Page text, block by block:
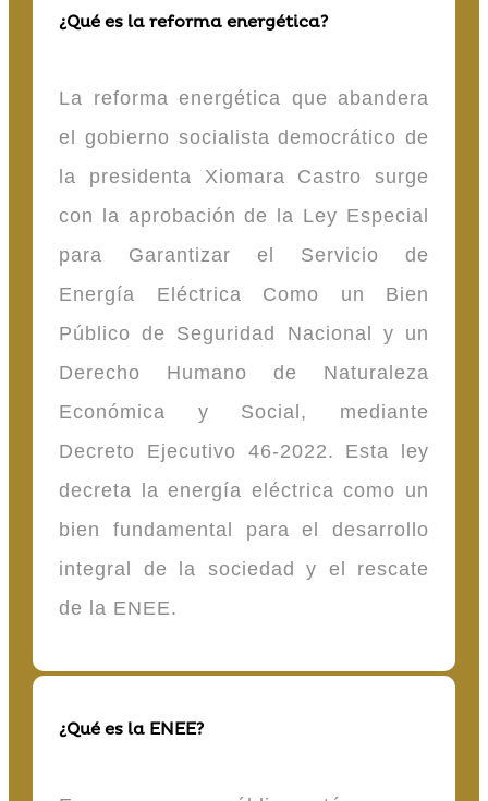
¿Qué es la reforma energética?
La reforma energética que abandera
el gobierno socialista democrático de
la presidenta Xiomara Castro surge
con la aprobación de la Ley Especial
para Garantizar el Servicio de
Energía Eléctrica Como un Bien
Público de Seguridad Nacional y un
Derecho Humano de Naturaleza
Económica y Social, mediante
Decreto Ejecutivo 46-2022. Esta ley
decreta la energía eléctrica como un
bien fundamental para el desarrollo
integral de la sociedad y el rescate
de la ENEE.
¿Qué es la ENEE?